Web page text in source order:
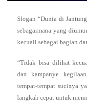
Slogan “Dunia di
sebagaimana yang
kecuali sebagai bagian
“Tidak bisa dilihat
dan kampanye
tempat-tempat sucinya
langkah cepat untuk